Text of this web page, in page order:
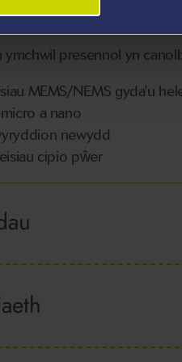
a chymwysiadau
presennol yn
MEMS/NEMS gyda'u
a nano
newydd
cipio pŵer